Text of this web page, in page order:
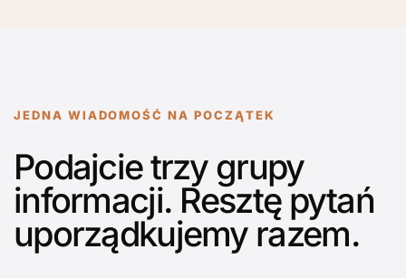
JEDNA WIADOMOŚĆ NA POCZĄTEK
Podajcie trzy grupy
informacji. Resztę pytań
uporządkujemy razem.